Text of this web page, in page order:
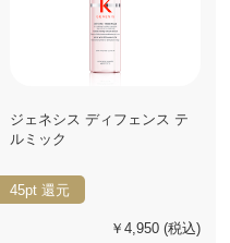
ジェネシス ディフェンス テ
ルミック
45pt 還元
￥4,950 (税込)